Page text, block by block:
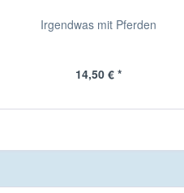
Irgendwas mit Pferden
14,50 € *